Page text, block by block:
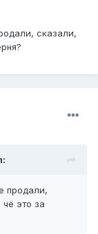
сказали,
продали,
это за